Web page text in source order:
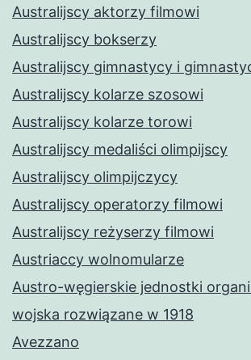
Australijscy aktorzy filmowi
Australijscy bokserzy
Australijscy gimnastycy i
Australijscy kolarze szosowi
Australijscy kolarze torowi
Australijscy medaliści olimpijscy
Australijscy olimpijczycy
Australijscy operatorzy filmowi
Australijscy reżyserzy filmowi
Austriaccy wolnomularze
Austro-węgierskie jednostki
wojska rozwiązane w 1918
Avezzano